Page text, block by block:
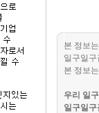
본 정보
일구일
본 정보
우리 일
일구일